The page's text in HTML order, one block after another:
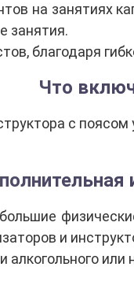
на занятиях
занятия.
благодаря
Что
с
и
или